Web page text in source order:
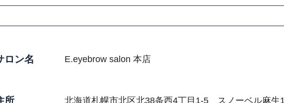
ロン名 E.eyebrow salon 本店
所 北海道札幌市北区北38条西4丁目1-5 スノーベル麻生